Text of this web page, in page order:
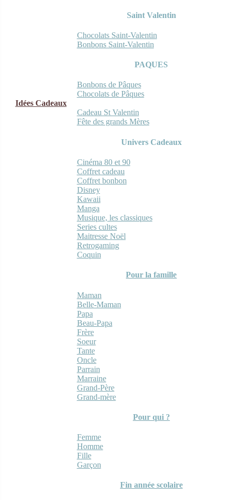
Saint Valentin
Chocolats Saint-Valentin
Bonbons Saint-Valentin
PAQUES
Bonbons de Pâques
Chocolats de Pâques
Idées Cadeaux
Cadeau St Valentin
Fête des grands Mères
Univers Cadeaux
Cinéma 80 et 90
Coffret cadeau
Coffret bonbon
Disney
Kawaii
Manga
Musique, les classiques
Series cultes
Maitresse Noël
Retrogaming
Coquin
Pour la famille
Maman
Belle-Maman
Papa
Beau-Papa
Frère
Soeur
Tante
Oncle
Parrain
Marraine
Grand-Père
Grand-mère
Pour qui ?
Femme
Homme
Fille
Garçon
Fin année scolaire